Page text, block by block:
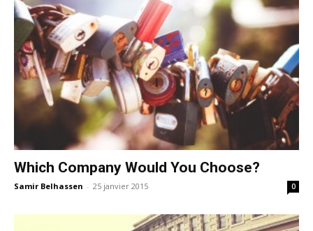
Which Company Would You Choose?
Samir Belhassen - 25 janvier 2015 0